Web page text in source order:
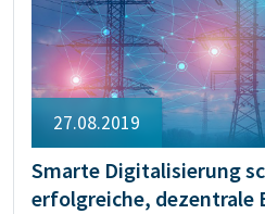
27.08.2019
Smarte Digitalisierung
erfolgreiche, dezentrale